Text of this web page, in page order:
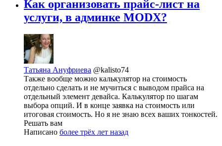
Как организовать прайс-лист на
услуги, в админке MODX?
Татьяна Ануфриева @kalisto74
Также вообще можно калькулятор на стоимость
отдельно сделать и не мучиться с выводом прайса на
отдельный элемент девайса. Калькулятор по шагам
выбора опций. И в конце заявка на стоимость или
итоговая стоимость. Но я не знаю всех ваших тонкостей.
Решать вам
Написано более трёх лет назад